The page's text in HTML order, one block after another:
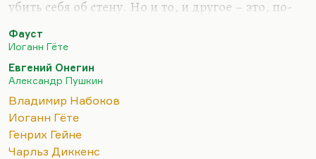
убить себя об стену. Но и то, и другое – это, по-
стену – пошлость, по-моему, гораздо большая.
Я не думаю, что Набоков всерьез это говорит.
Набоков как раз из тех русских, которые умеют
уважать чужое. Я тут давеча для студенческих
нужд перечитывал комментарий Набокова к
«Онегину». Сам перевод я не беру, перевод,
конечно, обычный прозаический. Но
Фауст
Иоганн Гёте
Евгений Онегин
Александр Пушкин
Владимир Набоков
Иоганн Гёте
Генрих Гейне
Чарльз Диккенс